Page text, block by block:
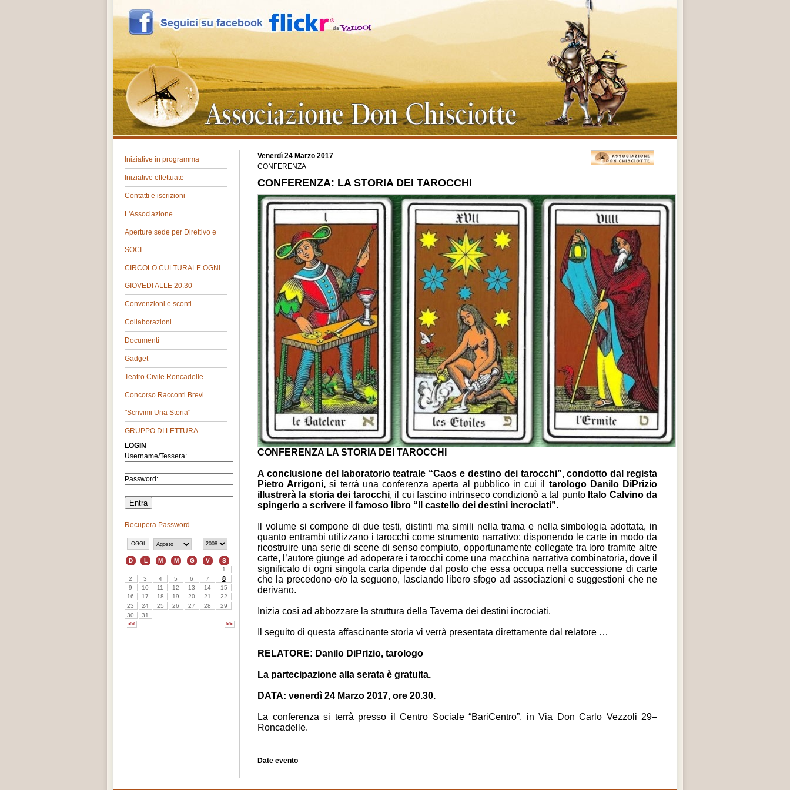
Iniziative in programma
Iniziative effettuate
Contatti e iscrizioni
L'Associazione
Aperture sede per Direttivo e
SOCI
CIRCOLO CULTURALE OGNI
GIOVEDI ALLE 20:30
Convenzioni e sconti
Collaborazioni
Documenti
Gadget
Teatro Civile Roncadelle
Concorso Racconti Brevi
"Scrivimi Una Storia"
GRUPPO DI LETTURA
LOGIN
Username/Tessera:
Password:
Recupera Password
Venerdì 24 Marzo 2017
CONFERENZA
CONFERENZA: LA STORIA DEI TAROCCHI
CONFERENZA LA STORIA DEI TAROCCHI
A conclusione del laboratorio teatrale “Caos e destino dei tarocchi”, condotto dal regista
Pietro Arrigoni,si terrà una conferenza aperta al pubblico in cui il tarologo Danilo DiPrizio
illustrerà la storia dei tarocchi, il cui fascino intrinseco condizionò a tal punto Italo Calvino da
spingerlo a scrivere il famoso libro “Il castello dei destini incrociati”.
Il volume si compone di due testi, distinti ma simili nella trama e nella simbologia adottata, in
quanto entrambi utilizzano i tarocchi come strumento narrativo: disponendo le carte in modo da
ricostruire una serie di scene di senso compiuto, opportunamente collegate tra loro tramite altre
carte, l’autore giunge ad adoperare i tarocchi come una macchina narrativa combinatoria, dove il
significato di ogni singola carta dipende dal posto che essa occupa nella successione di carte
che la precedono e/o la seguono, lasciando libero sfogo ad associazioni e suggestioni che ne
derivano.
Inizia così ad abbozzare la struttura della Taverna dei destini incrociati.
Il seguito di questa affascinante storia vi verrà presentata direttamente dal relatore …
RELATORE: Danilo DiPrizio, tarologo
La partecipazione alla serata è gratuita.
DATA: venerdì 24 Marzo 2017, ore 20.30.
La conferenza si terrà presso il Centro Sociale “BariCentro”, in Via Don Carlo Vezzoli 29–
Roncadelle.
Date evento